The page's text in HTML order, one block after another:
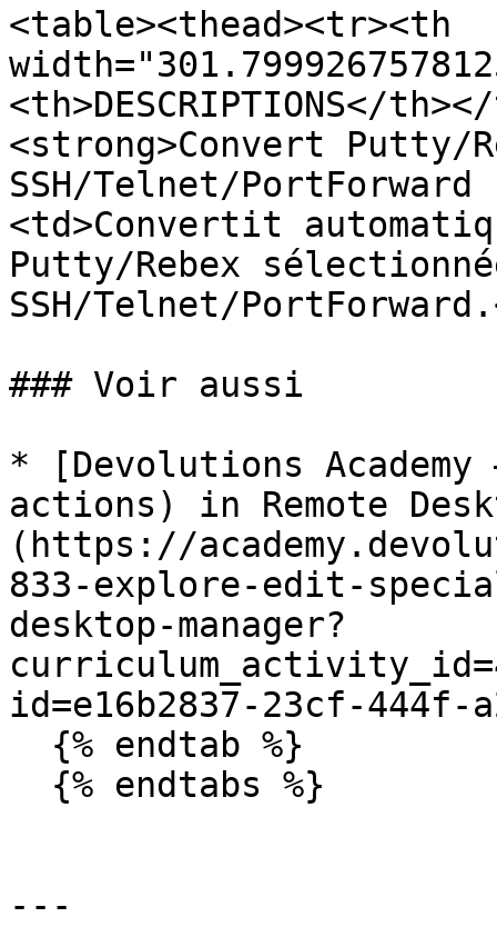
<table><thead><tr><th
<th>DESCRIPTIONS</
<strong>Convert Putty/
SSH/Telnet/
<td>Convertit
Putty/Rebex
SSH/Telnet/
### Voir aussi
* [Devolutions
actions) in Remote
(https://
833-explore-edit-
desktop-manager?
id=e16b2837-23cf-444f-
---